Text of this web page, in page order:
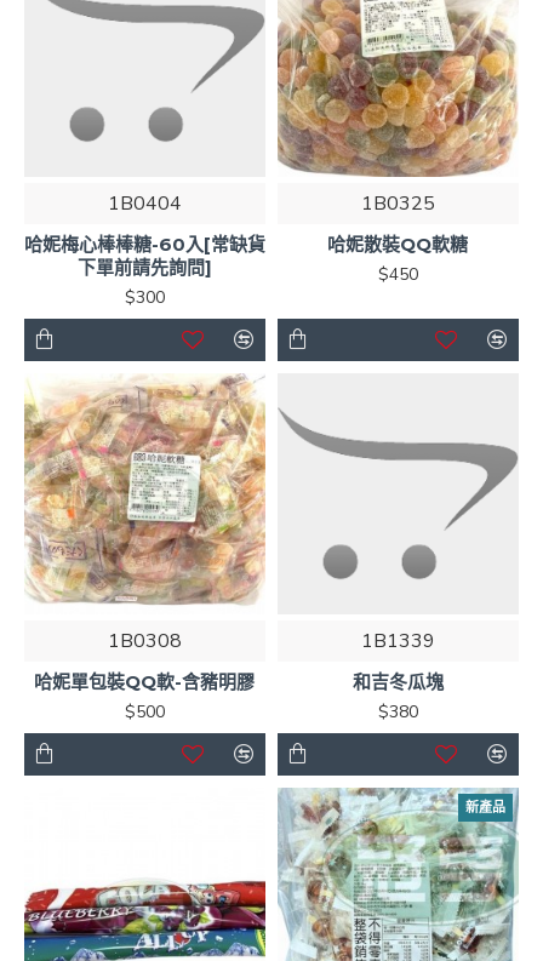
1B0404
哈妮梅心棒棒糖-60入[常缺貨
下單前請先詢問]
$300
1B0325
哈妮散裝QQ軟糖
$450
1B0308
哈妮單包裝QQ軟-含豬明膠
$500
1B1339
和吉冬瓜塊
$380
新產品